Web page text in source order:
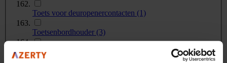
Toets voor deuropenercontacten (1)
Toetsenbordhouder (3)
Tri-modus kabelset